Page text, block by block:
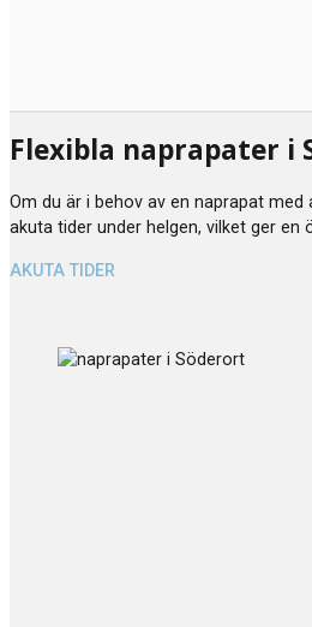
Flexibla naprapater i
Om du är i behov av en naprapat
akuta tider under helgen, vilket ger
AKUTA TIDER